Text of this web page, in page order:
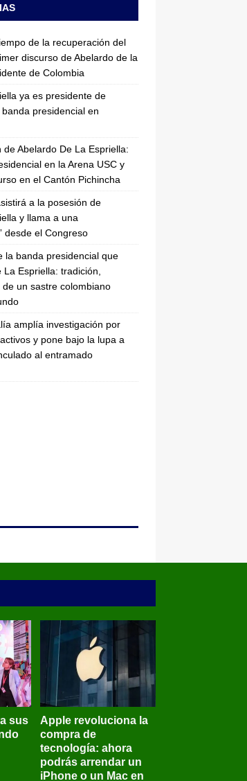
de la recuperación del
discurso de Abelardo de la
de Colombia
ya es presidente de
presidencial en
Abelardo De La Espriella:
en la Arena USC y
en el Cantón Pichincha
a la posesión de
y llama a una
desde el Congreso
la banda presidencial que
Espriella: tradición,
un sastre colombiano
amplía investigación por
y pone bajo la lupa a
al entramado
sus
Apple revoluciona la
compra de
tecnología: ahora
podrás arrendar un
iPhone o un Mac en